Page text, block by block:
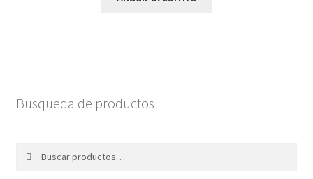
Busqueda de productos